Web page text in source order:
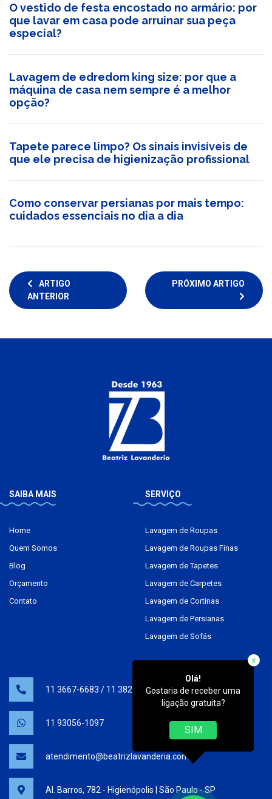
O vestido de festa encostado no armário: por
que lavar em casa pode arruinar sua peça
especial?
Lavagem de edredom king size: por que a
máquina de casa nem sempre é a melhor
opção?
Tapete parece limpo? Os sinais invisíveis de
que ele precisa de higienização profissional
Como conservar persianas por mais tempo:
cuidados essenciais no dia a dia
ARTIGO
ANTERIOR
PRÓXIMO ARTIGO
SAIBA MAIS
Home
Quem Somos
Blog
Orçamento
Contato
SERVIÇO
Lavagem de Roupas
Lavagem de Roupas Finas
Lavagem de Tapetes
Lavagem de Carpetes
Lavagem de Cortinas
Lavagem de Persianas
Lavagem de Sofás
11 3667-6683 / 11 3825-0538
11 93056-1097
atendimento@beatrizlavanderia.com.br
Al. Barros, 782 - Higienópolis | São Paulo - SP
Olá!
Gostaria de receber uma
ligação gratuita?
SIM
x